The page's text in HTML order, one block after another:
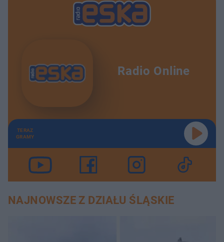
Radio Online
TERAZ
GRAMY
NAJNOWSZE Z DZIAŁU ŚLĄSKIE